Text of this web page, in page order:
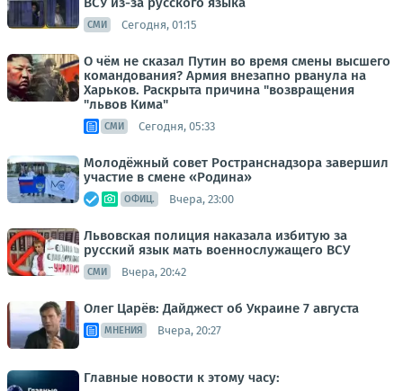
СМИ Сегодня, 01:15
О чём не сказал Путин во время смены высшего
командования? Армия внезапно рванула на
Харьков. Раскрыта причина "возвращения
"львов Кима"
СМИ Сегодня, 05:33
Молодёжный совет Ространснадзора завершил
участие в смене «Родина»
ОФИЦ. Вчера, 23:00
Львовская полиция наказала избитую за
русский язык мать военнослужащего ВСУ
СМИ Вчера, 20:42
Олег Царёв: Дайджест об Украине 7 августа
МНЕНИЯ Вчера, 20:27
Главные новости к этому часу: